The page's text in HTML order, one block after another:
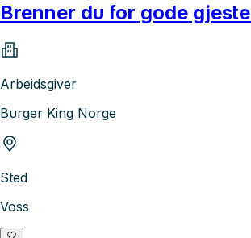
Brenner du for gode
Arbeidsgiver
Burger King Norge
Sted
Voss